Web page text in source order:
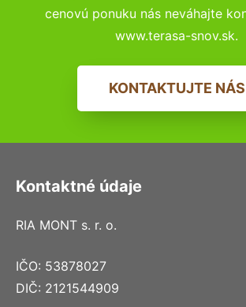
cenovú ponuku nás neváhajte
www.terasa-snov.sk.
KONTAKTUJTE NÁS
Kontaktné údaje
RIA MONT s. r. o.
IČO: 53878027
DIČ: 2121544909